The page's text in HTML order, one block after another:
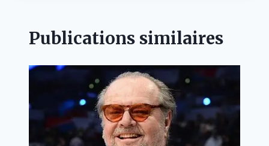
Publications similaires